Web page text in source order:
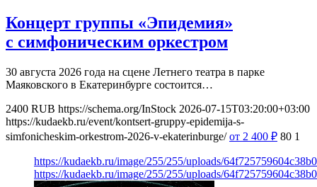
Концерт группы «Эпидемия»
с симфоническим оркестром
30 августа 2026 года на сцене Летнего театра в парке
Маяковского в Екатеринбурге состоится…
2400 RUB https://schema.org/InStock 2026-07-15T03:20:00+03:00
https://kudaekb.ru/event/kontsert-gruppy-epidemija-s-
simfonicheskim-orkestrom-2026-v-ekaterinburge/ от 2 400 ₽ 80 1
https://kudaekb.ru/image/255/255/uploads/
https://kudaekb.ru/image/255/255/uploads/